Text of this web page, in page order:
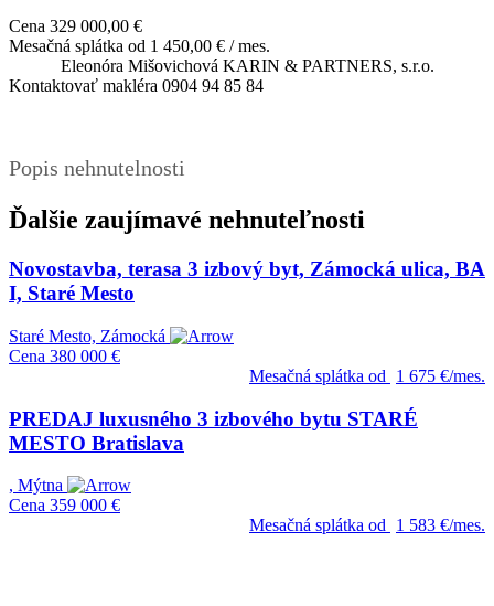
Cena 329 000,00 €
Mesačná splátka od 1 450,00 € / mes.
Eleonóra Mišovichová KARIN & PARTNERS, s.r.o.
Kontaktovať makléra 0904 94 85 84
Popis nehnutelnosti
Ďalšie zaujímavé nehnuteľnosti
Novostavba, terasa 3 izbový byt, Zámocká ulica, BA
I, Staré Mesto
Staré Mesto, Zámocká
Cena 380 000 €
Mesačná splátka od
1 675 €/mes.
PREDAJ luxusného 3 izbového bytu STARÉ
MESTO Bratislava
, Mýtna
Cena 359 000 €
Mesačná splátka od
1 583 €/mes.